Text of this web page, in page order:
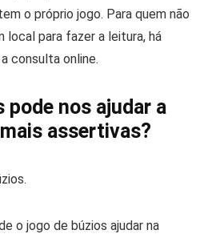
o próprio jogo. Para quem não
local para fazer a leitura, há
consulta online.
pode nos ajudar a
assertivas?
o jogo de búzios ajudar na